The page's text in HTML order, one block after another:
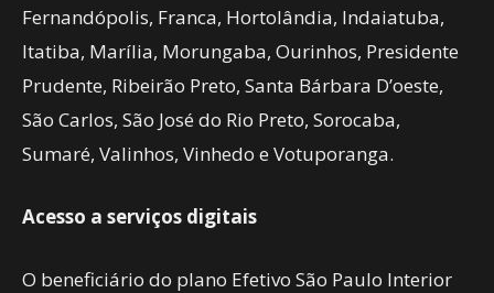
Fernandópolis, Franca, Hortolândia, Indaiatuba,
Itatiba, Marília, Morungaba, Ourinhos, Presidente
Prudente, Ribeirão Preto, Santa Bárbara D’oeste,
São Carlos, São José do Rio Preto, Sorocaba,
Sumaré, Valinhos, Vinhedo e Votuporanga.
Acesso a serviços digitais
O beneficiário do plano Efetivo São Paulo Interior